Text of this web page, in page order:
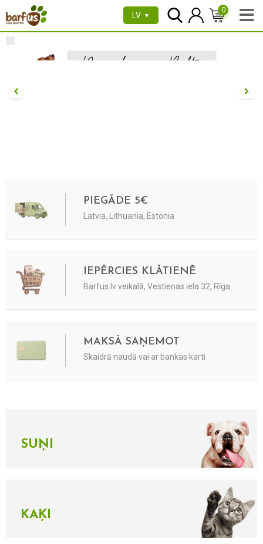
LV ▼
0
PIEGĀDE 5€
Latvia, Lithuania, Estonia
IEPĒRCIES KLĀTIENĒ
Barfus.lv veikalā, Vestienas iela 32, Rīga
MAKSĀ SAŅEMOT
Skaidrā naudā vai ar bankas karti
SUŅI
KAĶI